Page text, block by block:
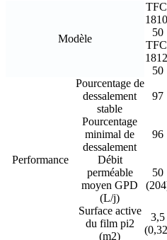
Modèle
50
50
Performance
Pourcentage de
dessalement
stable
97
Pourcentage
minimal de
dessalement
96
Débit
perméable
moyen GPD
(L/j)
50
Surface active
du film pi2
(m2)
3,5